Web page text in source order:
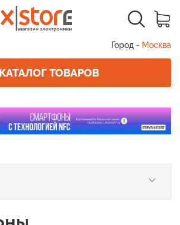
Город - Москва
КАТАЛОГ ТОВАРОВ